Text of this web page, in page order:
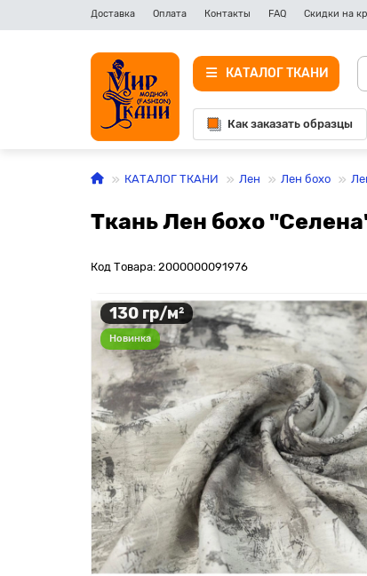
Доставка Оплата Контакты FAQ Скидки на
КАТАЛОГ ТКАНИ
Как заказать образцы
КАТАЛОГ ТКАНИ Лен Лен бохо
Ткань Лен бохо
Код Товара: 2000000091976
130 гр/м²
Новинка